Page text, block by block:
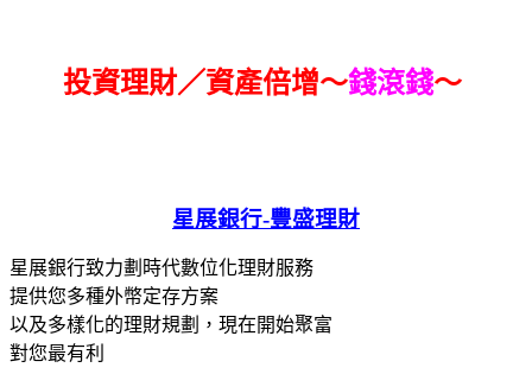
投資理財／資產倍增～錢滾錢～
星展銀行-豐盛理財
星展銀行致力劃時代數位化理財服務
提供您多種外幣定存方案
以及多樣化的理財規劃，現在開始聚富
對您最有利